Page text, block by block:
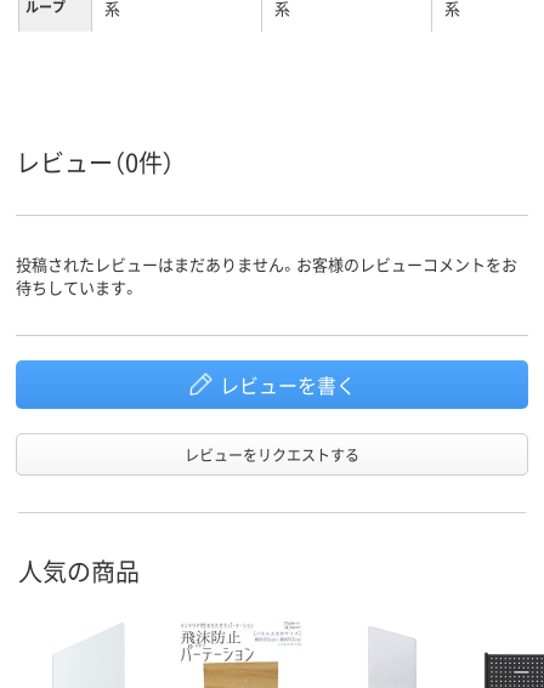
ループ 系 系 系
レビュー（0件）
投稿されたレビューはまだありません。お客様のレビューコメントをお
待ちしています。
レビューを書く
レビューをリクエストする
人気の商品